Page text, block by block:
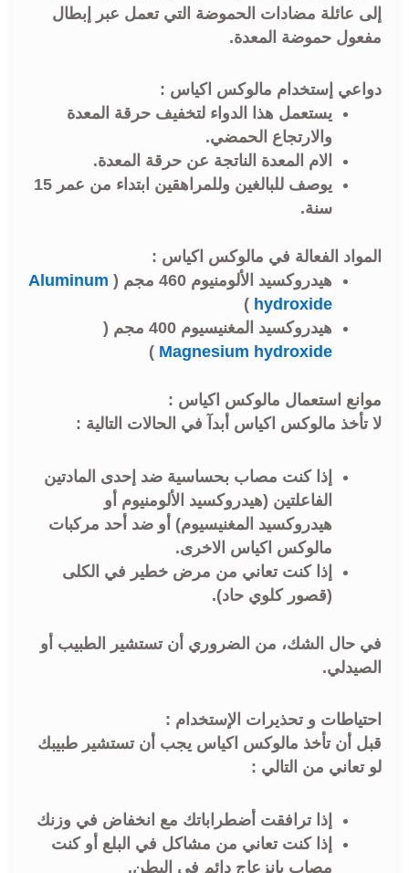
إلى عائلة مضادات الحموضة التي تعمل عبر إبطال
مفعول حموضة المعدة.
دواعي إستخدام مالوكس اكياس :
يستعمل هذا الدواء لتخفيف حرقة المعدة
والارتجاع الحمضي.
الام المعدة الناتجة عن حرقة المعدة.
يوصف للبالغين وللمراهقين ابتداء من عمر 15
سنة.
المواد الفعالة في مالوكس اكياس :
هيدروكسيد الألومنيوم 460 مجم (
Aluminum
hydroxide
)
هيدروكسيد المغنيسيوم 400 مجم (
Magnesium hydroxide
)
موانع استعمال مالوكس اكياس :
لا تأخذ مالوكس اكياس أبدآ في الحالات التالية :
إذا كنت مصاب بحساسية ضد إحدى المادتين
الفاعلتين (هيدروكسيد الألومنيوم أو
هيدروكسيد المغنيسيوم) أو ضد أحد مركبات
مالوكس اكياس الاخرى.
إذا كنت تعاني من مرض خطير في الكلى
(قصور كلوي حاد).
في حال الشك، من الضروري أن تستشير الطبيب أو
الصيدلي.
احتياطات و تحذيرات الإستخدام :
قبل أن تأخذ مالوكس اكياس يجب أن تستشير طبيبك
لو تعاني من التالي :
إذا ترافقت أضطراباتك مع انخفاض في وزنك
إذا كنت تعاني من مشاكل في البلع أو كنت
مصاب بإنزعاج دائم في البطن.